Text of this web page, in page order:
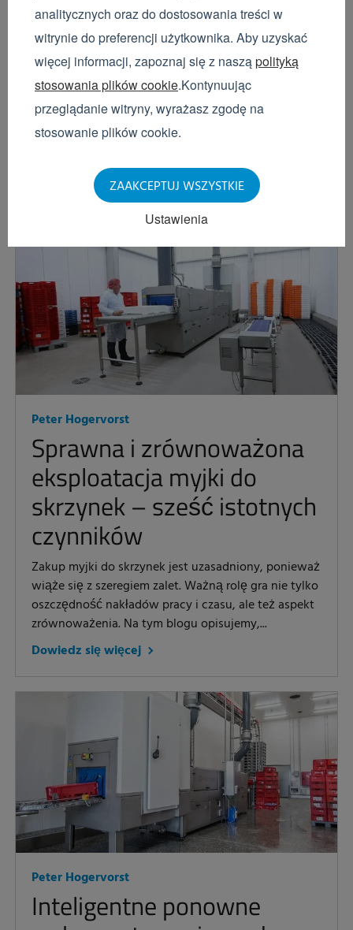
analitycznych oraz do dostosowania treści w
witrynie do preferencji użytkownika. Aby uzyskać
więcej informacji, zapoznaj się z nasząpolityką
stosowania plików cookie.Kontynuując
przeglądanie witryny, wyrażasz zgodę na
stosowanie plików cookie.
Ustawienia
ZAAKCEPTUJ WSZYSTKIE
Maarten de Geus
Kontrola wizualna skrzynek
Pracownicy branży spożywczej doskonale wiedzą,
dlaczego zachowywanie najwyższego poziomu
higieny ma krytyczne znaczenie dla produkcji. Liczy
Dowiedz się więcej
Peter Hogervorst
Sprawna i zrównoważona
eksploatacja myjki do
skrzynek – sześć istotnych
czynników
Zakup myjki do skrzynek jest uzasadniony, ponieważ
wiąże się z szeregiem zalet. Ważną rolę gra nie tylko
oszczędność nakładów pracy i czasu, ale też aspekt
zrównoważenia. Na tym blogu opisujemy,...
Dowiedz się więcej
Peter Hogervorst
Inteligentne ponowne